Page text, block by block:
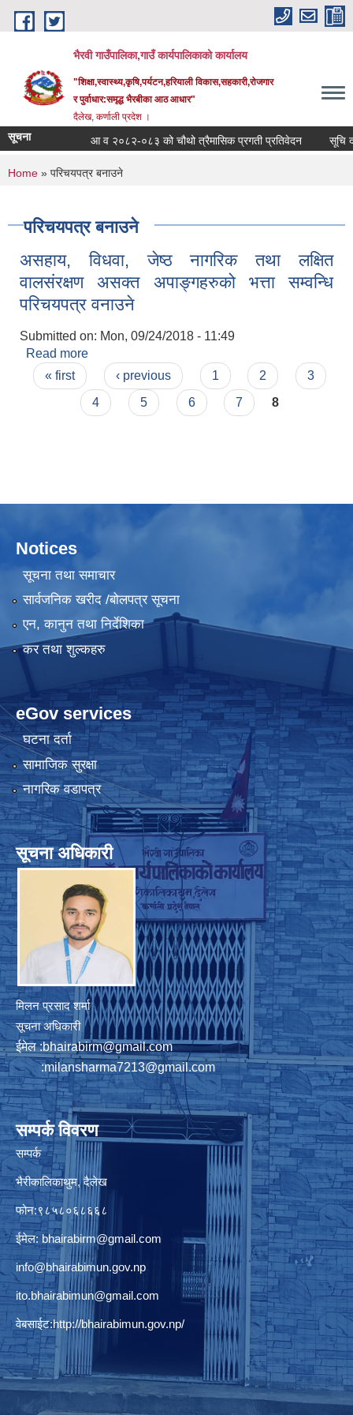
Skip to main content
भैरवी गाउँपालिका,गाउँ कार्यपालिकाको कार्यालय
"शिक्षा,स्वास्थ्य,कृषि,पर्यटन,हरियाली विकास,सहकारी,रोजगार
र पुर्वाधार:समृद्ध भैरबीका आठ आधार"
दैलेख, कर्णाली प्रदेश ।
सूचना आ व २०८२-०८३ को चौथो त्रैमासिक प्रगती प्रतिवेदन सूचि
You are here
Home » परिचयपत्र बनाउने
परिचयपत्र बनाउने
असहाय, विधवा, जेष्ठ नागरिक तथा लक्षित
वालसंरक्षण असक्त अपाङ्गहरुको भत्ता सम्वन्धि
परिचयपत्र वनाउने
Submitted on: Mon, 09/24/2018 - 11:49
Read more
वालसंरक्षण असक्त अपाङ्गहरुको भत्ता सम्वन्धि परिचयपत्र
वनाउने
Pages
« first ‹ previous 1 2
3
4
5 6 7 8
Notices
सूचना तथा समाचार
सार्वजनिक खरीद /बोलपत्र सूचना
एन, कानुन तथा निर्देशिका
कर तथा शुल्कहरु
eGov services
घटना दर्ता
सामाजिक सुरक्षा
नागरिक वडापत्र
सूचना अधिकारी
मिलन प्रसाद शर्मा
सूचना अधिकारी
ईमेल :bhairabirm@gmail.com
:milansharma7213@gmail.com
सम्पर्क विवरण
सम्पर्क
भैरीकालिकाथुम, दैलेख
फोन:९८५८०६८६६८
ईमेल: bhairabirm@gmail.com
info@bhairabimun.gov.np
ito.bhairabimun@gmail.com
वेबसाईट:http://bhairabimun.gov.np/